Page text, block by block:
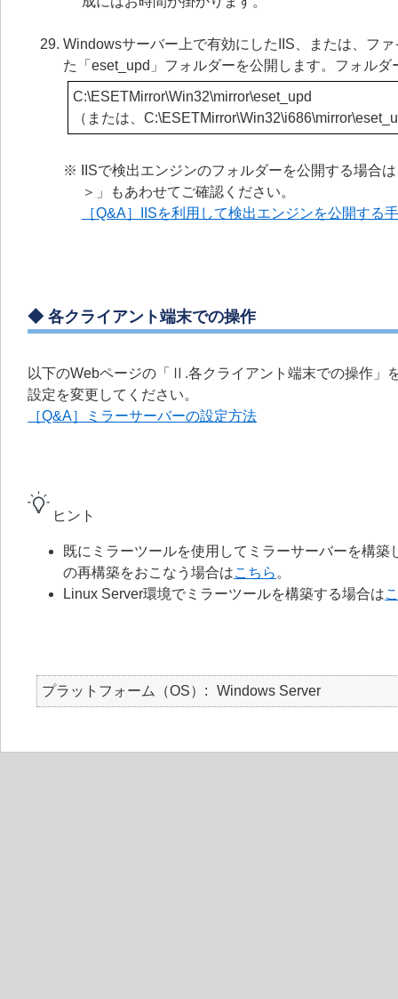
Windowsサーバー上で有効にしたIIS、または、フ
た「eset_upd」フォルダーを公開します。フォル
C:\ESETMirror\Win32\mirror\eset_upd
（または、
※ IISで検出エンジンのフォルダーを公開する場合
＞」もあわせてご確認ください。
［Q&A］IISを利用して検出エンジンを公開する
◆ 各クライアント端末での操作
以下のWebページの「Ⅱ.各クライアント端末での操作」
設定を変更してください。
［Q&A］ミラーサーバーの設定方法
ヒント
既にミラーツールを使用してミラーサーバーを構
の再構築をおこなう場合はこちら 。
Linux Server環境でミラーツールを構築する場合は
プラットフォーム（OS） Windows Server